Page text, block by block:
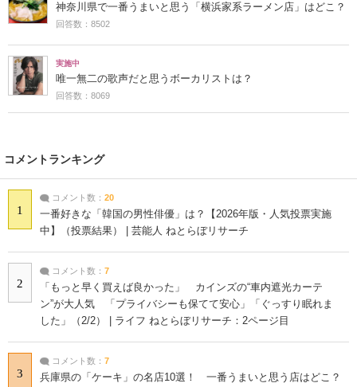
神奈川県で一番うまいと思う「横浜家系ラーメン店」はどこ？
回答数：8502
実施中
唯一無二の歌声だと思うボーカリストは？
回答数：8069
コメントランキング
1
コメント数： 20
一番好きな「韓国の男性俳優」は？【2026年版・人気投票実施
中】（投票結果） | 芸能人 ねとらぼリサーチ
2
コメント数： 7
「もっと早く買えば良かった」 カインズの“車内遮光カーテ
ン”が大人気 「プライバシーも保てて安心」「ぐっすり眠れま
した」（2/2） | ライフ ねとらぼリサーチ：2ページ目
3
コメント数： 7
兵庫県の「ケーキ」の名店10選！ 一番うまいと思う店はどこ？